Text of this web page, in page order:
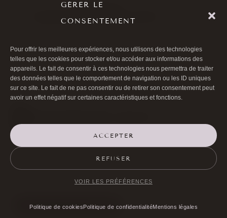
GÉRER LE
CONSENTEMENT
Pour offrir les meilleures expériences, nous utilisons des technologies
telles que les cookies pour stocker et/ou accéder aux informations des
appareils. Le fait de consentir à ces technologies nous permettra de traiter
des données telles que le comportement de navigation ou les ID uniques
sur ce site. Le fait de ne pas consentir ou de retirer son consentement peut
avoir un effet négatif sur certaines caractéristiques et fonctions.
ACCEPTER
REFUSER
VOIR LES PRÉFÉRENCES
Politique de cookiesPolitique de confidentialitéMentions légales
Rédigé et relu par leDr Bernard Hayot
10003926226( voir le parcours professionnel
varient selon les patients et ne constituent pas une garantie. Les
risques, contre-indications et alternatives thérapeutiques doivent être
discutés avec votre praticien lors de la consultation préalable.
 01 40 17 00 99

PRENDRE RENDEZ-VOUS